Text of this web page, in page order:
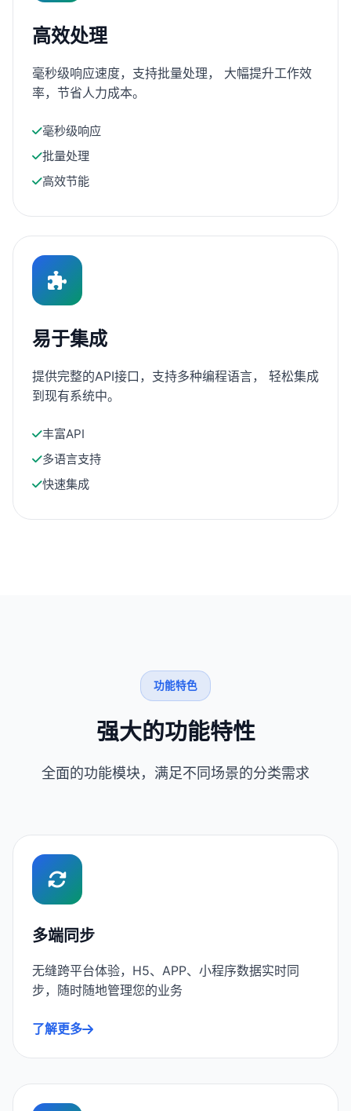
高效处理
毫秒级响应速度，支持批量处理， 大幅提升工作效
率，节省人力成本。
毫秒级响应
批量处理
高效节能
易于集成
提供完整的API接口，支持多种编程语言， 轻松集成
到现有系统中。
丰富API
多语言支持
快速集成
功能特色
强大的功能特性
全面的功能模块，满足不同场景的分类需求
多端同步
无缝跨平台体验，H5、APP、小程序数据实时同
步，随时随地管理您的业务
了解更多